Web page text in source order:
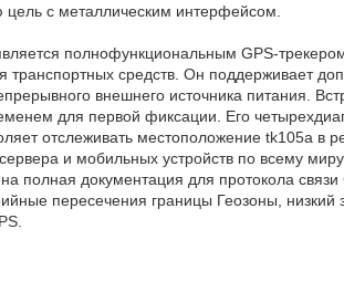
цель с металлическим интерфейсом.
полнофункциональным GPS-
транспортных средств. Он поддерживает
внешнего источника питания.
для первой фиксации. Его
отслеживать местоположение tk105a в
и мобильных устройств по всему
полная документация для протокола
пересечения границы Геозоны, низкий